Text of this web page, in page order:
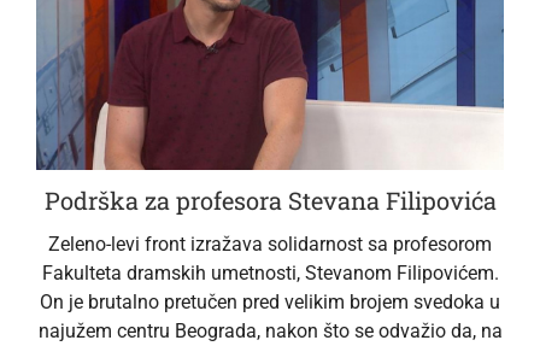
Podrška za profesora Stevana Filipovića
Zeleno-levi front izražava solidarnost sa profesorom
Fakulteta dramskih umetnosti, Stevanom Filipovićem.
On je brutalno pretučen pred velikim brojem svedoka u
najužem centru Beograda, nakon što se odvažio da, na